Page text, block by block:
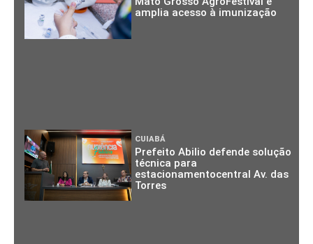
amplia acesso à imunização
CUIABÁ
Prefeito Abilio defende solução
técnica para
estacionamentocentral Av. das
Torres